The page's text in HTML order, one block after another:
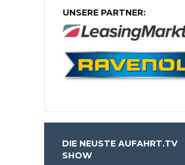
UNSERE PARTNER:
DIE NEUSTE AUFAHRT.TV
SHOW